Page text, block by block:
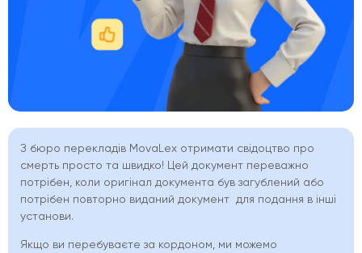
З бюро перекладів MovaLex отримати свідоцтво про
смерть просто та швидко! Цей документ переважно
потрібен, коли оригінал документа був загублений або
потрібен повторно виданий документ для подання в інші
установи.
Якщо ви перебуваєте за кордоном, ми можемо